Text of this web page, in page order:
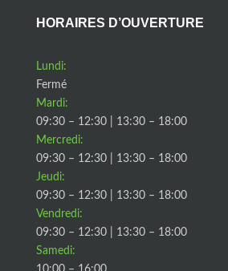
HORAIRES D’OUVERTURE
Lundi:
Fermé
Mardi:
09:30 – 12:30 | 13:30 – 18:00
Mercredi:
09:30 – 12:30 | 13:30 – 18:00
Jeudi:
09:30 – 12:30 | 13:30 – 18:00
Vendredi:
09:30 – 12:30 | 13:30 – 18:00
Samedi: